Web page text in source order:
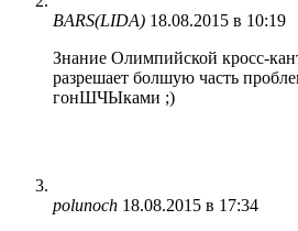
BARS(LIDA) 18.08.2015 в 10:19
Знание Олимпийской кросс-
разрешает болшую часть
гонШЧЫками ;)
polunoch 18.08.2015 в 17:34